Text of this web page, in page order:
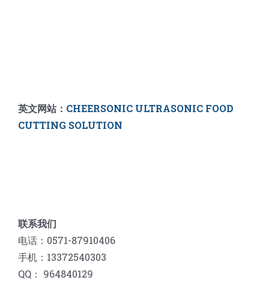
英文网站： CHEERSONIC ULTRASONIC FOOD
CUTTING SOLUTION
联系我们
电话：0571-87910406
手机：13372540303
QQ： 964840129